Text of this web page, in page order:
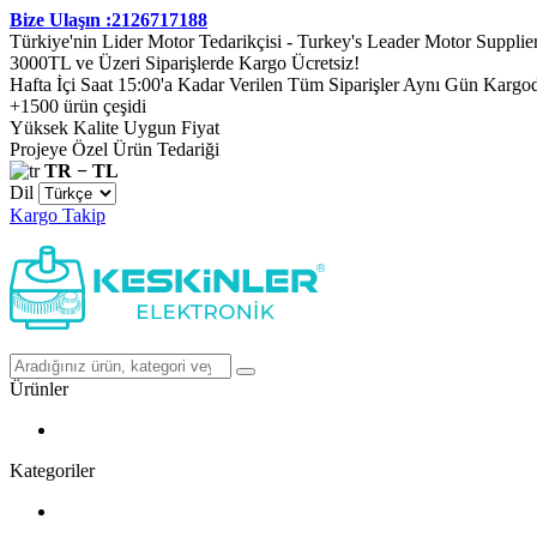
Bize Ulaşın :2126717188
Türkiye'nin Lider Motor Tedarikçisi - Turkey's Leader Motor
3000TL ve Üzeri Siparişlerde Kargo Ücretsiz!
Hafta İçi Saat 15:00'a Kadar Verilen Tüm Siparişler Aynı Gün
+1500 ürün çeşidi
Yüksek Kalite Uygun Fiyat
Projeye Özel Ürün Tedariği
TR − TL
Dil
Kargo Takip
Ürünler
Kategoriler